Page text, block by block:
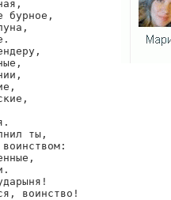
бурное,
ты,
воинство!